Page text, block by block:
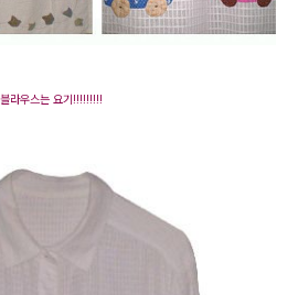
블라우스는 요기!!!!!!!!!